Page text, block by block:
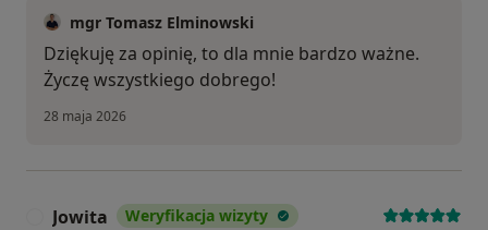
mgr Tomasz Elminowski
Dziękuję za opinię, to dla mnie bardzo ważne.
Życzę wszystkiego dobrego!
28 maja 2026
Jowita Weryfikacja wizyty